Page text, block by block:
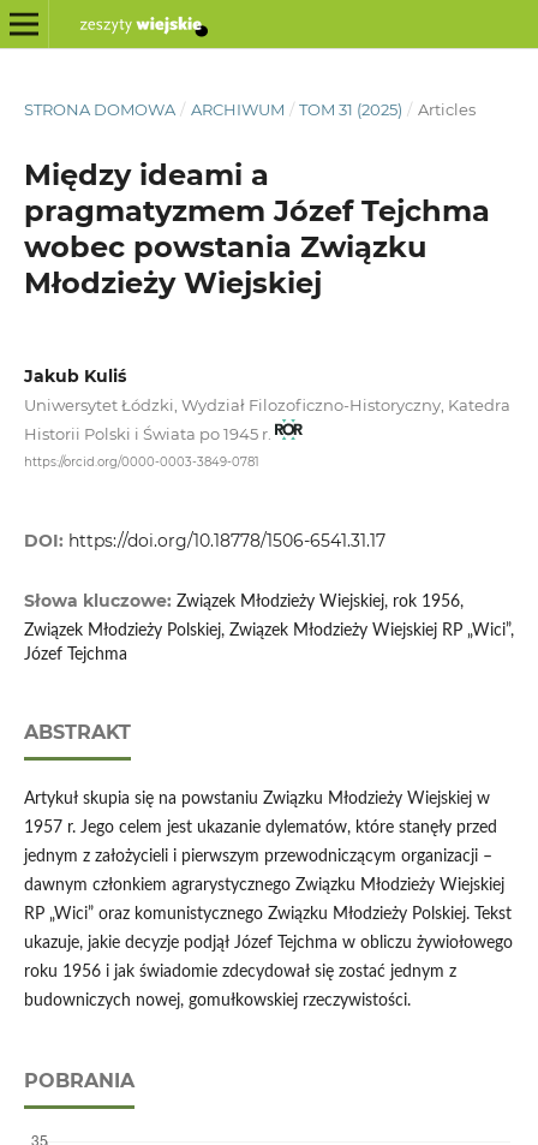
STRONA DOMOWA / ARCHIWUM / TOM 31 (2025) / Articles
Między ideami a
pragmatyzmem Józef Tejchma
wobec powstania Związku
Młodzieży Wiejskiej
Jakub Kuliś
Uniwersytet Łódzki, Wydział Filozoficzno-Historyczny, Katedra
Historii Polski i Świata po 1945 r.
https://orcid.org/0000-0003-3849-0781
DOI: https://doi.org/10.18778/1506-6541.31.17
Słowa kluczowe: Związek Młodzieży Wiejskiej, rok 1956,
Związek Młodzieży Polskiej, Związek Młodzieży Wiejskiej RP „Wici”,
Józef Tejchma
ABSTRAKT
Artykuł skupia się na powstaniu Związku Młodzieży Wiejskiej w
1957 r. Jego celem jest ukazanie dylematów, które stanęły przed
jednym z założycieli i pierwszym przewodniczącym organizacji –
dawnym członkiem agrarystycznego Związku Młodzieży Wiejskiej
RP „Wici” oraz komunistycznego Związku Młodzieży Polskiej. Tekst
ukazuje, jakie decyzje podjął Józef Tejchma w obliczu żywiołowego
roku 1956 i jak świadomie zdecydował się zostać jednym z
budowniczych nowej, gomułkowskiej rzeczywistości.
POBRANIA